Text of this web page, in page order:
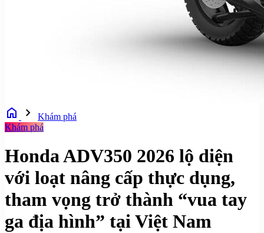
home chevron_right
Khám phá
Khám phá
Honda ADV350 2026 lộ diện
với loạt nâng cấp thực dụng,
tham vọng trở thành “vua tay
ga địa hình” tại Việt Nam